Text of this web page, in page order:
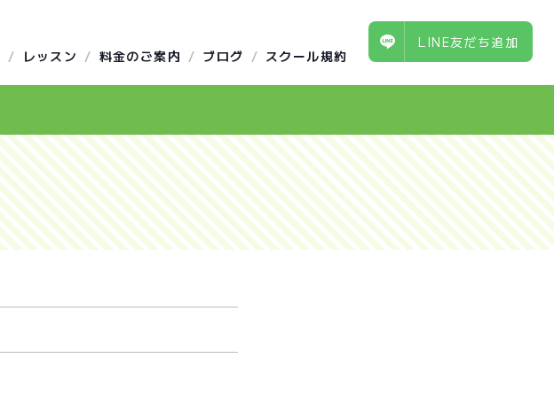
レッスン 料金のご案内 ブログ スクール規約
LINE友だち追加